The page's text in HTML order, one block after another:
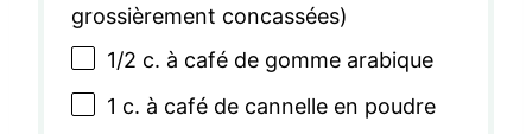
grossièrement concassées)
1/2 c. à café de gomme arabique
1 c. à café de cannelle en poudre